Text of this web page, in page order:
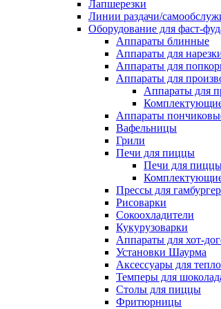
Лапшерезки
Линии раздачи/
Оборудование для фаст-
Аппараты блинные
Аппараты для
Аппараты для
Аппараты для
Аппараты для
Комплектующие
Аппараты
Вафельницы
Грили
Печи для пиццы
Печи для
Прессы для
Рисоварки
Сокоохладители
Кукурузоварки
Аппараты для хот-
Установки Шаурма
Аксессуары для
Темперы для
Столы для пиццы
Фритюрницы